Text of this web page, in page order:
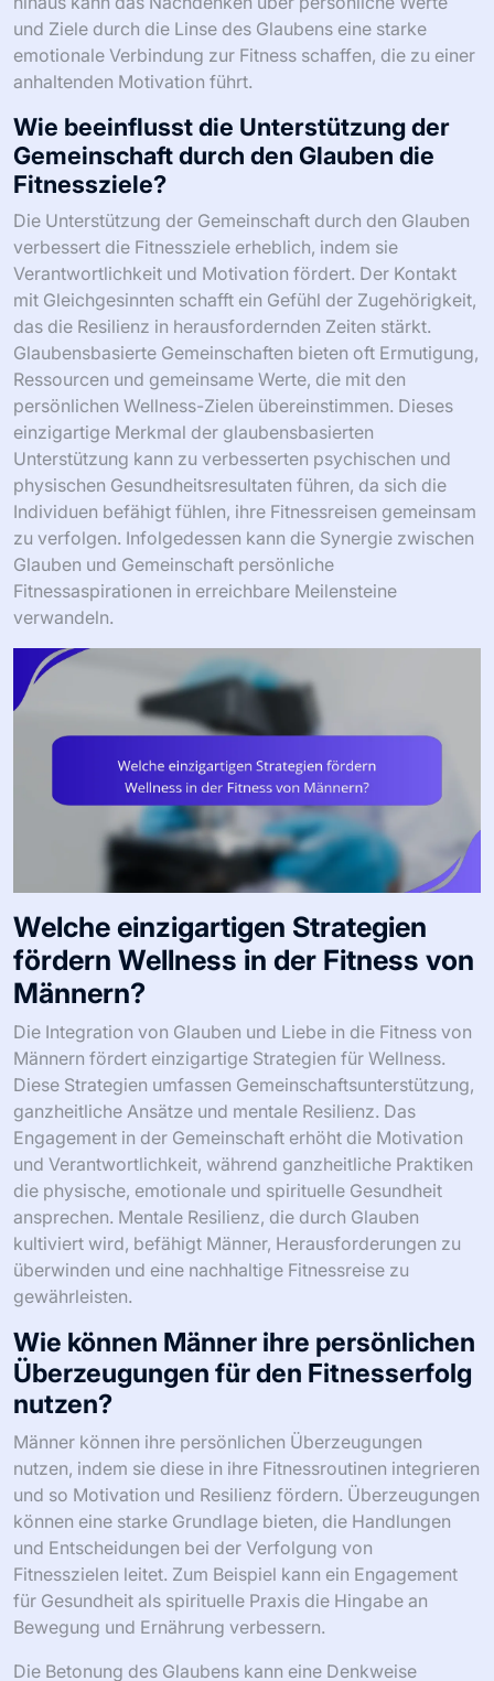
und Ziele durch die Linse des Glaubens eine starke
emotionale Verbindung zur Fitness schaffen, die zu einer
anhaltenden Motivation führt.
Wie beeinflusst die Unterstützung der
Gemeinschaft durch den Glauben die
Fitnessziele?
Die Unterstützung der Gemeinschaft durch den Glauben
verbessert die Fitnessziele erheblich, indem sie
Verantwortlichkeit und Motivation fördert. Der Kontakt
mit Gleichgesinnten schafft ein Gefühl der Zugehörigkeit,
das die Resilienz in herausfordernden Zeiten stärkt.
Glaubensbasierte Gemeinschaften bieten oft Ermutigung,
Ressourcen und gemeinsame Werte, die mit den
persönlichen Wellness-Zielen übereinstimmen. Dieses
einzigartige Merkmal der glaubensbasierten
Unterstützung kann zu verbesserten psychischen und
physischen Gesundheitsresultaten führen, da sich die
Individuen befähigt fühlen, ihre Fitnessreisen gemeinsam
zu verfolgen. Infolgedessen kann die Synergie zwischen
Glauben und Gemeinschaft persönliche
Fitnessaspirationen in erreichbare Meilensteine
verwandeln.
Welche einzigartigen Strategien
fördern Wellness in der Fitness von
Männern?
Die Integration von Glauben und Liebe in die Fitness von
Männern fördert einzigartige Strategien für Wellness.
Diese Strategien umfassen Gemeinschaftsunterstützung,
ganzheitliche Ansätze und mentale Resilienz. Das
Engagement in der Gemeinschaft erhöht die Motivation
und Verantwortlichkeit, während ganzheitliche Praktiken
die physische, emotionale und spirituelle Gesundheit
ansprechen. Mentale Resilienz, die durch Glauben
kultiviert wird, befähigt Männer, Herausforderungen zu
überwinden und eine nachhaltige Fitnessreise zu
gewährleisten.
Wie können Männer ihre persönlichen
Überzeugungen für den Fitnesserfolg
nutzen?
Männer können ihre persönlichen Überzeugungen
nutzen, indem sie diese in ihre Fitnessroutinen integrieren
und so Motivation und Resilienz fördern. Überzeugungen
können eine starke Grundlage bieten, die Handlungen
und Entscheidungen bei der Verfolgung von
Fitnesszielen leitet. Zum Beispiel kann ein Engagement
für Gesundheit als spirituelle Praxis die Hingabe an
Bewegung und Ernährung verbessern.
Die Betonung des Glaubens kann eine Denkweise